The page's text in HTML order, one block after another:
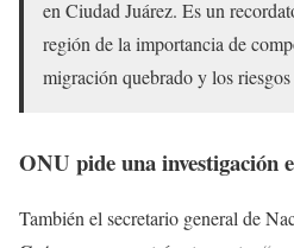
en Ciudad Juárez. Es un
región de la importancia de
migración quebrado y los
ONU pide una investigación
También el secretario general de